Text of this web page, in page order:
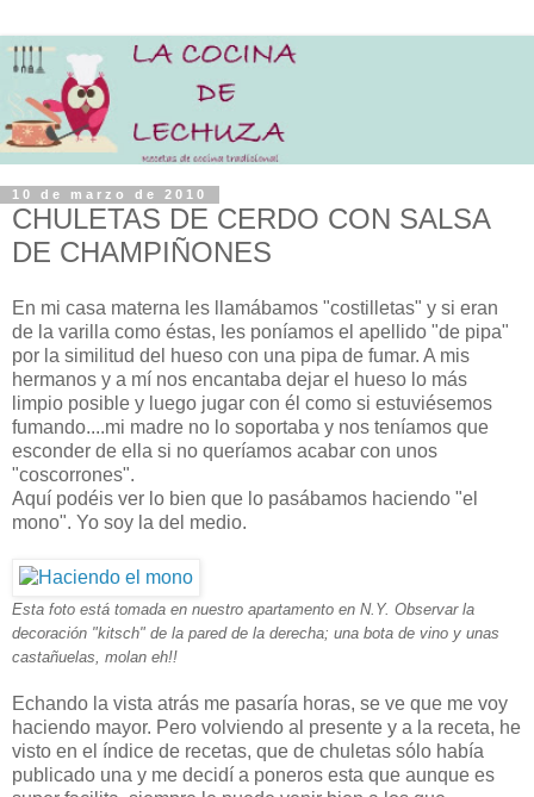
10 de marzo de 2010
CHULETAS DE CERDO CON SALSA
DE CHAMPIÑONES
En mi casa materna les llamábamos "costilletas" y si eran
de la varilla como éstas, les poníamos el apellido "de pipa"
por la similitud del hueso con una pipa de fumar. A mis
hermanos y a mí nos encantaba dejar el hueso lo más
limpio posible y luego jugar con él como si estuviésemos
fumando....mi madre no lo soportaba y nos teníamos que
esconder de ella si no queríamos acabar con unos
"coscorrones".
Aquí podéis ver lo bien que lo pasábamos haciendo "el
mono". Yo soy la del medio.
Esta foto está tomada en nuestro apartamento en N.Y. Observar la
decoración "kitsch" de la pared de la derecha; una bota de vino y unas
castañuelas, molan eh!!
Echando la vista atrás me pasaría horas, se ve que me voy
haciendo mayor. Pero volviendo al presente y a la receta, he
visto en el índice de recetas, que de chuletas sólo había
publicado una y me decidí a poneros esta que aunque es